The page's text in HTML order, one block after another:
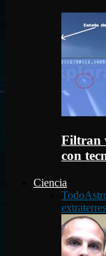
Filtran
con
Ciencia
Todo